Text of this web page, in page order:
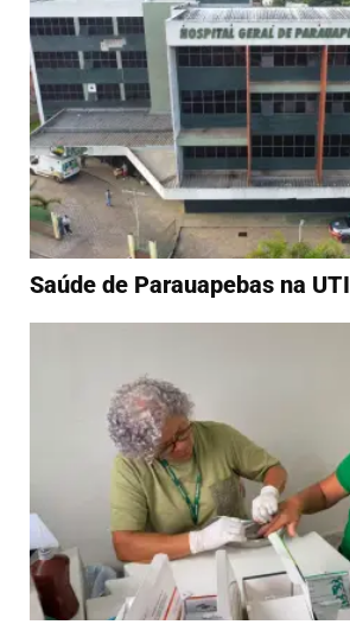
Saúde de Parauapebas na UTI